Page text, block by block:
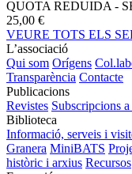
QUOTA REDUIDA -
25,00 €
VEURE TOTS ELS
L’associació
Qui som Orígens
Transparència Contacte
Publicacions
Revistes Subscripcions
Biblioteca
Informació, serveis i
Granera MiniBATS
històric i arxius Recursos